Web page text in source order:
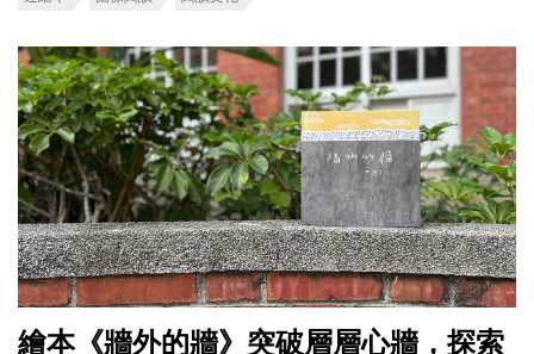
繪本《牆外的牆》突破層層心牆，探索